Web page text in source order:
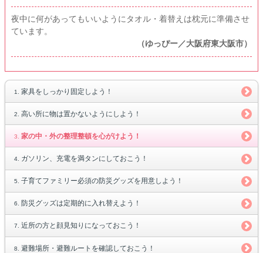
夜中に何があってもいいようにタオル・着替えは枕元に準備させ
ています。
（ゆっぴー／大阪府東大阪市）
家具をしっかり固定しよう！
高い所に物は置かないようにしよう！
家の中・外の整理整頓を心がけよう！
ガソリン、充電を満タンにしておこう！
子育てファミリー必須の防災グッズを用意しよう！
防災グッズは定期的に入れ替えよう！
近所の方と顔見知りになっておこう！
避難場所・避難ルートを確認しておこう！